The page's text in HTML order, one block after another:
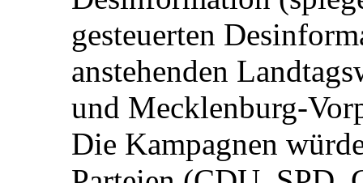
gesteuerten
anstehenden
und Mecklenburg-
Die Kampagnen